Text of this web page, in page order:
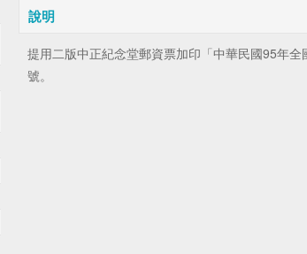
說明
提用二版中正紀念堂郵資票加印「中華民國95年全
號。